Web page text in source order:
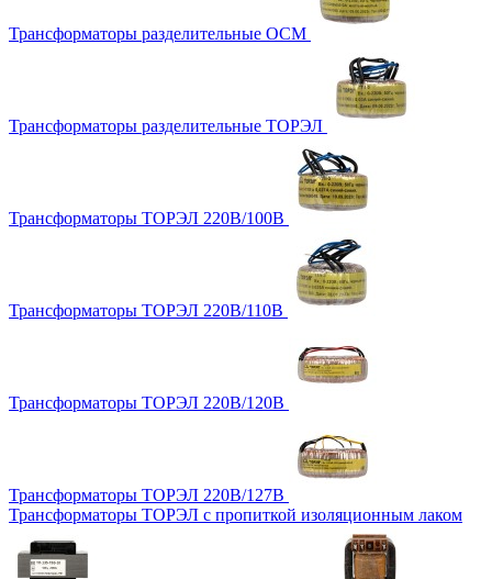
Трансформаторы разделительные ОСМ
Трансформаторы разделительные ТОРЭЛ
Трансформаторы ТОРЭЛ 220В/100В
Трансформаторы ТОРЭЛ 220В/110В
Трансформаторы ТОРЭЛ 220В/120В
Трансформаторы ТОРЭЛ 220В/127В
Трансформаторы ТОРЭЛ с пропиткой изоляционным лаком